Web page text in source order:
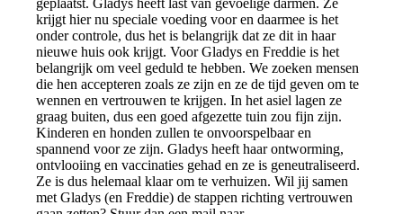
geplaatst. Gladys heeft last van gevoelige darmen. Ze
krijgt hier nu speciale voeding voor en daarmee is het
onder controle, dus het is belangrijk dat ze dit in haar
nieuwe huis ook krijgt. Voor Gladys en Freddie is het
belangrijk om veel geduld te hebben. We zoeken mensen
die hen accepteren zoals ze zijn en ze de tijd geven om te
wennen en vertrouwen te krijgen. In het asiel lagen ze
graag buiten, dus een goed afgezette tuin zou fijn zijn.
Kinderen en honden zullen te onvoorspelbaar en
spannend voor ze zijn. Gladys heeft haar ontworming,
ontvlooiing en vaccinaties gehad en ze is geneutraliseerd.
Ze is dus helemaal klaar om te verhuizen. Wil jij samen
met Gladys (en Freddie) de stappen richting vertrouwen